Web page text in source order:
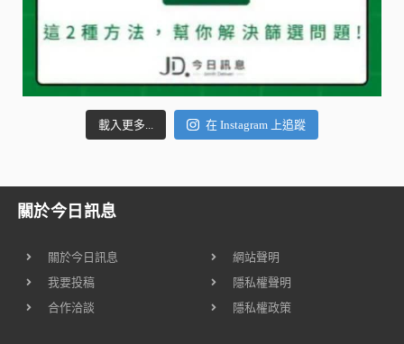
載入更多... 在 Instagram 上追蹤
關於今日訊息
關於今日訊息
我要投稿
合作洽談
網站聲明
隱私權聲明
隱私權政策